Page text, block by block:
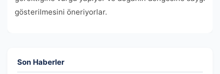
gösterilmesini öneriyorlar.
Son Haberler